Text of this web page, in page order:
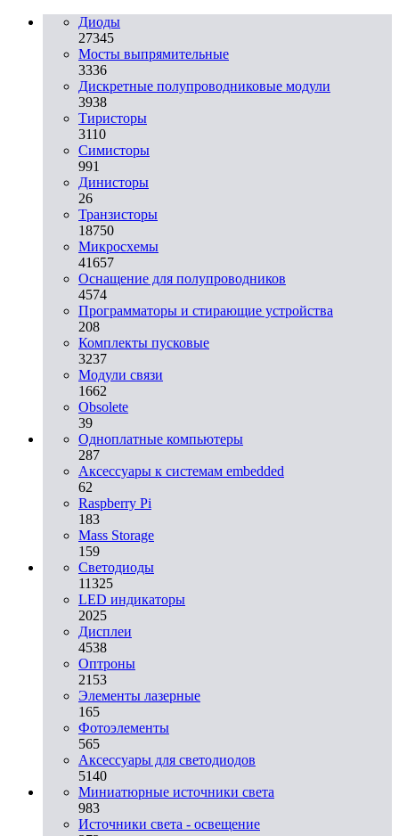
Диоды
27345
Мосты выпрямительные
3336
Дискретные полупроводниковые модули
3938
Тиристоры
3110
Симисторы
991
Динисторы
26
Транзисторы
18750
Микросхемы
41657
Оснащение для полупроводников
4574
Программаторы и стирающие устройства
208
Комплекты пусковые
3237
Модули связи
1662
Obsolete
39
Одноплатные компьютеры
287
Аксессуары к системам embedded
62
Raspberry Pi
183
Mass Storage
159
Светодиоды
11325
LED индикаторы
2025
Дисплеи
4538
Оптроны
2153
Элементы лазерные
165
Фотоэлементы
565
Аксессуары для светодиодов
5140
Миниатюрные источники света
983
Источники света - освещение